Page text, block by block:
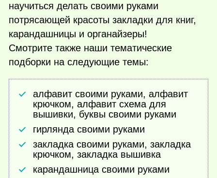
научиться делать своими руками
потрясающей красоты закладки для книг,
карандашницы и органайзеры!
Смотрите также наши тематические
подборки на следующие темы:
алфавит своими руками, алфавит
крючком, алфавит схема для
вышивки, буквы своими руками
гирлянда своими руками
закладка своими руками, закладка
крючком, закладка вышивка
карандашница своими руками